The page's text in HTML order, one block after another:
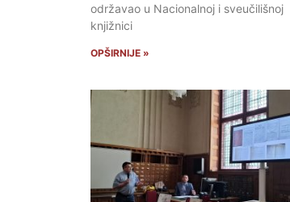
održavao u Nacionalnoj i sveučilišnoj
knjižnici
OPŠIRNIJE »